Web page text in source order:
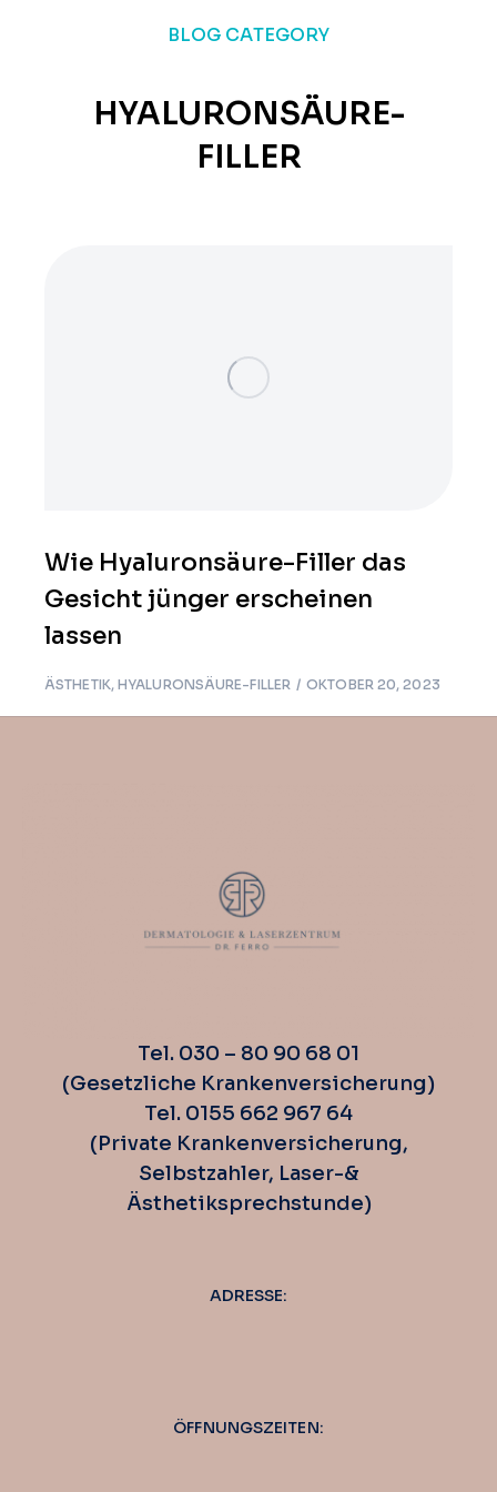
BLOG CATEGORY
HYALURONSÄURE-
FILLER
Wie Hyaluronsäure-Filler das
Gesicht jünger erscheinen
lassen
ÄSTHETIK,HYALURONSÄURE-FILLER OKTOBER 20, 2023
Tel. 030 – 80 90 68 01
(Gesetzliche Krankenversicherung)
Tel. 0155 662 967 64
(Private Krankenversicherung,
Selbstzahler, Laser-&
Ästhetiksprechstunde)
ADRESSE:
ÖFFNUNGSZEITEN: